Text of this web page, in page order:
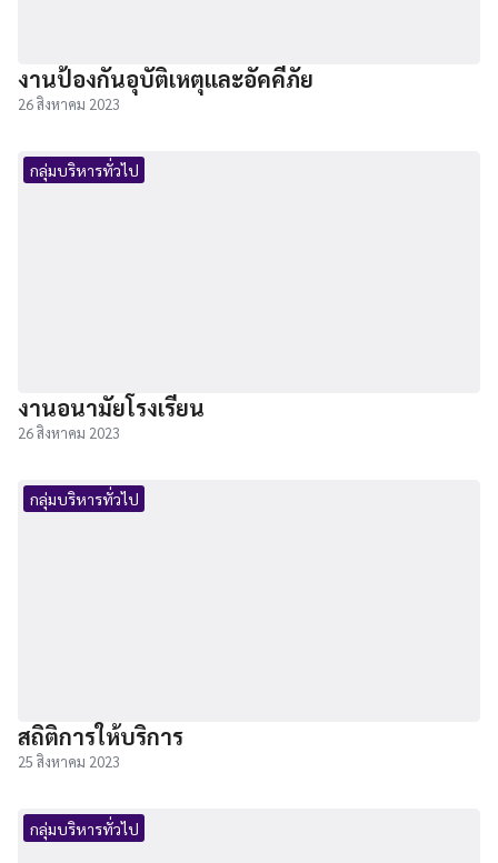
งานป้องกันอุบัติเหตุและอัคคีภัย
26 สิงหาคม 2023
กลุ่มบริหารทั่วไป
งานอนามัยโรงเรียน
26 สิงหาคม 2023
กลุ่มบริหารทั่วไป
สถิติการให้บริการ
25 สิงหาคม 2023
กลุ่มบริหารทั่วไป